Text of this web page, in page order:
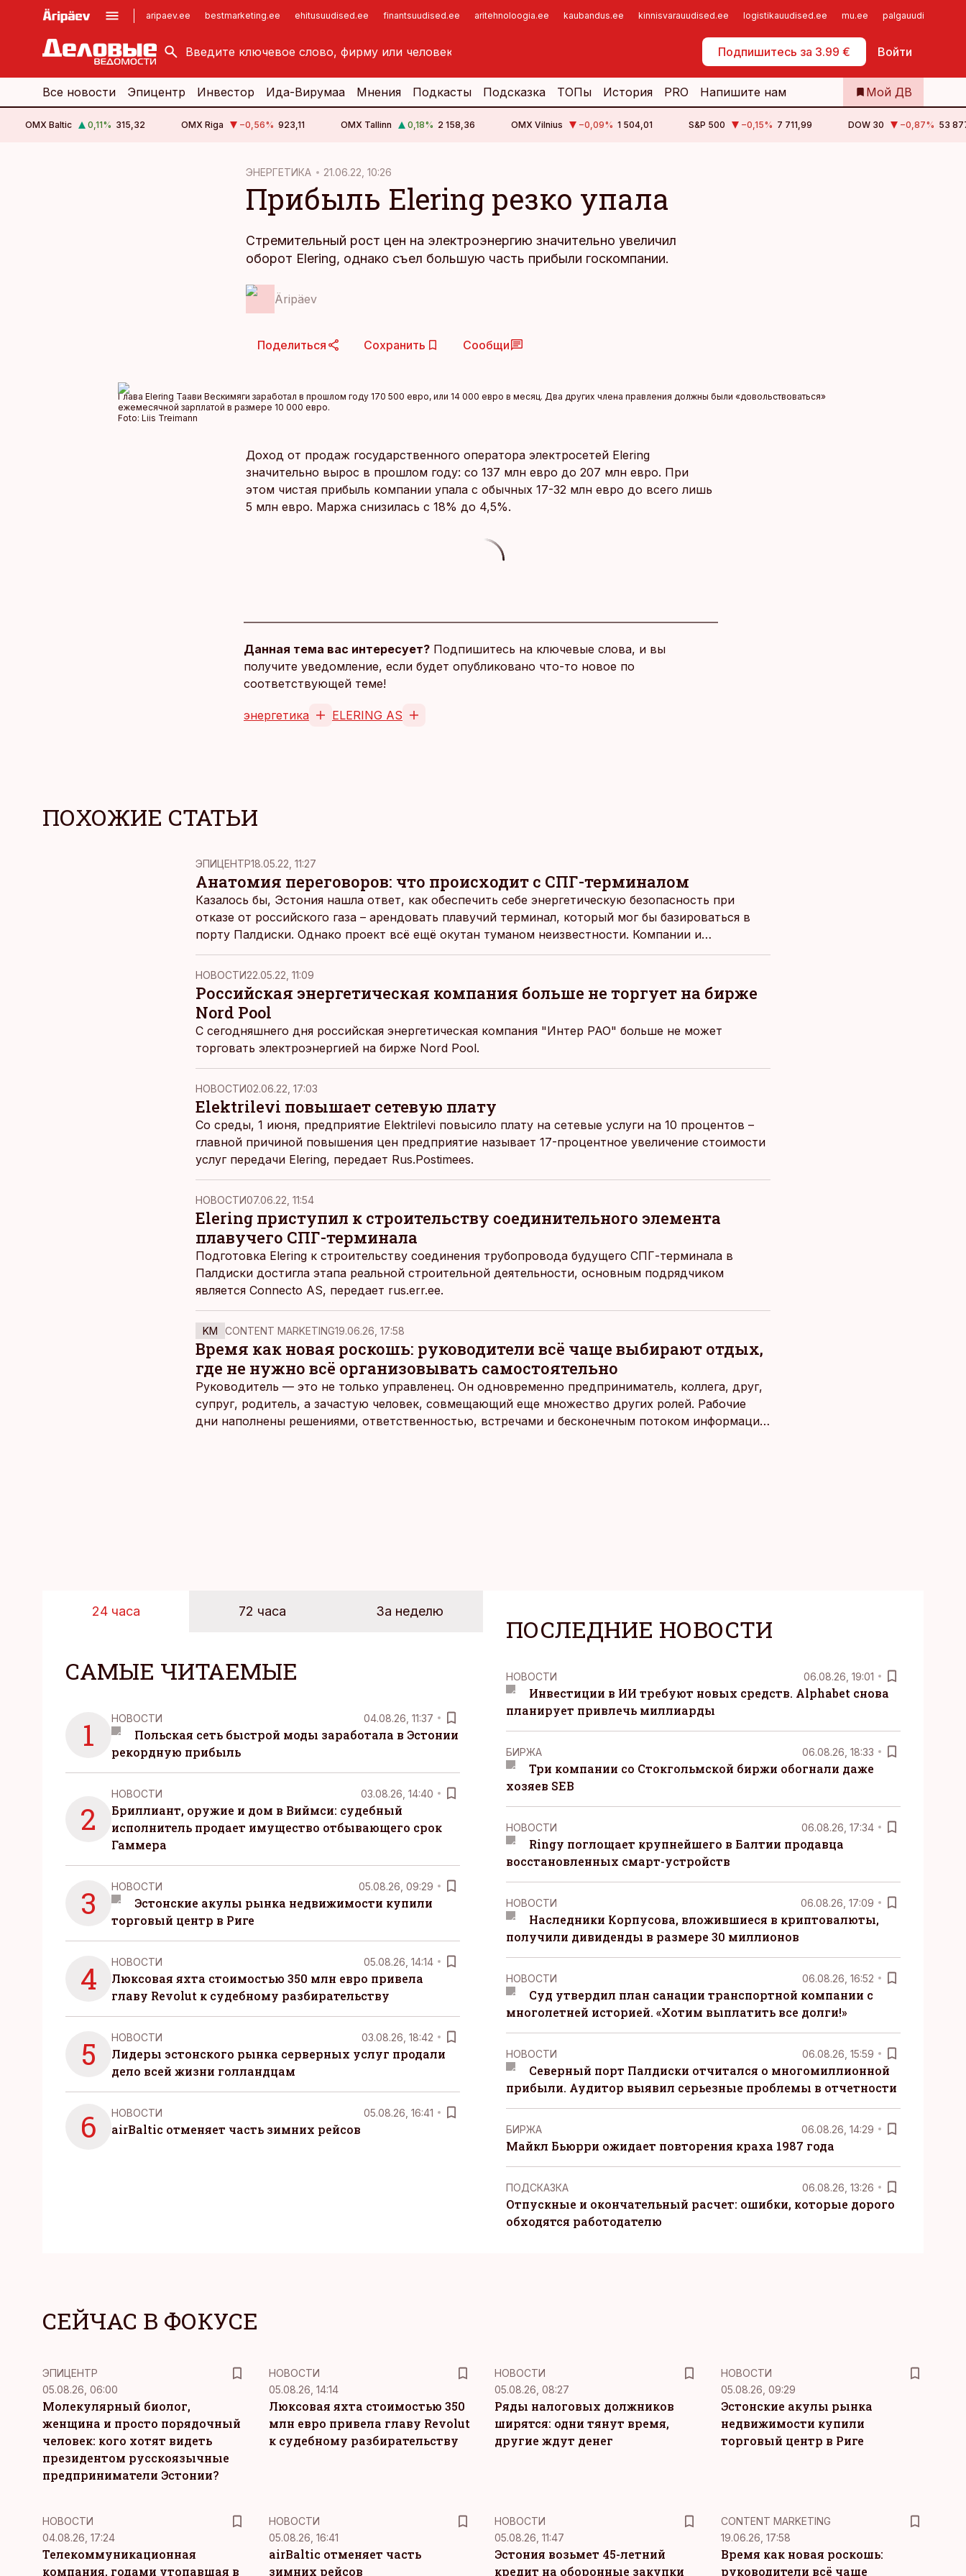
aripaev.ee bestmarketing.ee ehitusuudised.ee finantsuudised.ee aritehnoloogia.ee kaubandus.ee kinnisvarauudised.ee logistikauudised.ee mu.ee palgauudised.ee
Подпишитесь за 3.99 € Войти
kinnisvarauudised.ee
logistikauudised.ee
imelineajalugu.ee
Самообслуживание
Все новости Эпицентр Инвестор Ида-Вирумаа Мнения Подкасты Подсказка ТОПы История PRO Напишите нам Мой ДВ
OMX Baltic 0,11% 315,32 OMX Riga −0,56% 923,11 OMX Tallinn 0,18% 2 158,36 OMX Vilnius −0,09% 1 504,01 S&P 500 −0,15% 7 711,99 DOW 30 −0,87% 53
ЭНЕРГЕТИКА 21.06.22, 10:26
Прибыль Elering резко упала
Стремительный рост цен на электроэнергию значительно увеличил
оборот Elering, однако съел большую часть прибыли госкомпании.
Äripäev
Поделиться Сохранить Сообщи
Глава Elering Таави Вескимяги заработал в прошлом году 170 500 евро, или 14 000 евро в месяц. Два других члена правления должны были «довольствоваться»
ежемесячной зарплатой в размере 10 000 евро.
Foto: Liis Treimann
Доход от продаж государственного оператора электросетей Elering
значительно вырос в прошлом году: со 137 млн евро до 207 млн евро. При
этом чистая прибыль компании упала с обычных 17-32 млн евро до всего лишь
5 млн евро. Маржа снизилась с 18% до 4,5%.
Данная тема вас интересует? Подпишитесь на ключевые слова, и вы
получите уведомление, если будет опубликовано что-то новое по
соответствующей теме!
энергетика ELERING AS
ПОХОЖИЕ СТАТЬИ
ЭПИЦЕНТР18.05.22, 11:27
Анатомия переговоров: что происходит с СПГ-терминалом
Казалось бы, Эстония нашла ответ, как обеспечить себе энергетическую безопасность при
отказе от российского газа – арендовать плавучий терминал, который мог бы базироваться в
порту Палдиски. Однако проект всё ещё окутан туманом неизвестности. Компании и
государство увязли в переговорах.
НОВОСТИ22.05.22, 11:09
Российская энергетическая компания больше не торгует на бирже
Nord Pool
С сегодняшнего дня российская энергетическая компания "Интер РАО" больше не может
торговать электроэнергией на бирже Nord Pool.
НОВОСТИ02.06.22, 17:03
Elektrilevi повышает сетевую плату
Cо среды, 1 июня, предприятие Elektrilevi повысило плату на сетевые услуги на 10 процентов –
главной причиной повышения цен предприятие называет 17-процентное увеличение стоимости
услуг передачи Elering, передает Rus.Postimees.
НОВОСТИ07.06.22, 11:54
Elering приступил к строительству соединительного элемента
плавучего СПГ-терминала
Подготовка Elering к строительству соединения трубопровода будущего СПГ-терминала в
Палдиски достигла этапа реальной строительной деятельности, основным подрядчиком
является Connecto AS, передает rus.err.ee.
KM CONTENT MARKETING19.06.26, 17:58
Время как новая роскошь: руководители всё чаще выбирают отдых,
где не нужно всё организовывать самостоятельно
Руководитель — это не только управленец. Он одновременно предприниматель, коллега, друг,
супруг, родитель, а зачастую человек, совмещающий еще множество других ролей. Рабочие
дни наполнены решениями, ответственностью, встречами и бесконечным потоком информации,
24 часа 72 часа За неделю
САМЫЕ ЧИТАЕМЫЕ
1 НОВОСТИ 04.08.26, 11:37
Польская сеть быстрой моды заработала в Эстонии
рекордную прибыль
2
НОВОСТИ 03.08.26, 14:40
Бриллиант, оружие и дом в Виймси: судебный
исполнитель продает имущество отбывающего срок
Гаммера
3 НОВОСТИ 05.08.26, 09:29
Эстонские акулы рынка недвижимости купили
торговый центр в Риге
4 НОВОСТИ 05.08.26, 14:14
Люксовая яхта стоимостью 350 млн евро привела
главу Revolut к судебному разбирательству
5 НОВОСТИ 03.08.26, 18:42
Лидеры эстонского рынка серверных услуг продали
дело всей жизни голландцам
6 НОВОСТИ 05.08.26, 16:41
airBaltic отменяет часть зимних рейсов
ПОСЛЕДНИЕ НОВОСТИ
НОВОСТИ 06.08.26, 19:01
Инвестиции в ИИ требуют новых средств. Alphabet снова
планирует привлечь миллиарды
БИРЖА 06.08.26, 18:33
Три компании со Стокгольмской биржи обогнали даже
хозяев SEB
НОВОСТИ 06.08.26, 17:34
Ringy поглощает крупнейшего в Балтии продавца
восстановленных смарт-устройств
НОВОСТИ 06.08.26, 17:09
Наследники Корпусова, вложившиеся в криптовалюты,
получили дивиденды в размере 30 миллионов
НОВОСТИ 06.08.26, 16:52
Суд утвердил план санации транспортной компании с
многолетней историей. «Хотим выплатить все долги!»
НОВОСТИ 06.08.26, 15:59
Северный порт Палдиски отчитался о многомиллионной
прибыли. Аудитор выявил серьезные проблемы в отчетности
БИРЖА 06.08.26, 14:29
Майкл Бьюрри ожидает повторения краха 1987 года
ПОДСКАЗКА 06.08.26, 13:26
Отпускные и окончательный расчет: ошибки, которые дорого
обходятся работодателю
СЕЙЧАС В ФОКУСЕ
ЭПИЦЕНТР
05.08.26, 06:00
Молекулярный биолог,
женщина и просто порядочный
человек: кого хотят видеть
президентом русскоязычные
предприниматели Эстонии?
НОВОСТИ
05.08.26, 14:14
Люксовая яхта стоимостью 350
млн евро привела главу Revolut
к судебному разбирательству
НОВОСТИ
05.08.26, 08:27
Ряды налоговых должников
ширятся: одни тянут время,
другие ждут денег
НОВОСТИ
05.08.26, 09:29
Эстонские акулы рынка
недвижимости купили
торговый центр в Риге
НОВОСТИ
04.08.26, 17:24
Телекоммуникационная
компания, годами утопавшая в
НОВОСТИ
05.08.26, 16:41
airBaltic отменяет часть
зимних рейсов
НОВОСТИ
05.08.26, 11:47
Эстония возьмет 45-летний
кредит на оборонные закупки
KM
CONTENT MARKETING
19.06.26, 17:58
Время как новая роскошь:
руководители всё чаще